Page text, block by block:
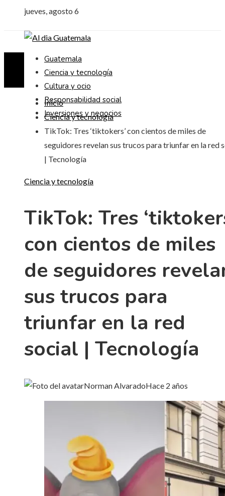
jueves, agosto 6
Guatemala
Ciencia y tecnología
Cultura y ocio
Responsabilidad social
Inversiones y negocios
Inicio
Ciencia y tecnología
TikTok: Tres ‘tiktokers’ con cientos de miles de
seguidores revelan sus trucos para triunfar en la red
| Tecnología
Ciencia y tecnología
TikTok: Tres
con cientos de miles
de seguidores
sus trucos para
triunfar en la red
social | Tecnología
Norman AlvaradoHace 2 años